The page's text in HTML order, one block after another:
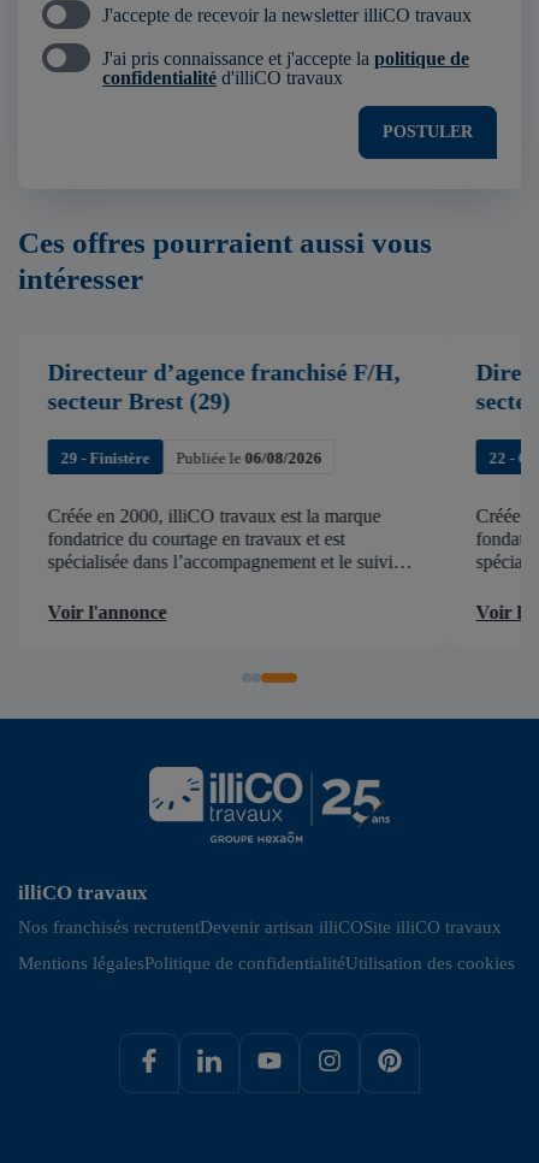
J'accepte de recevoir la newsletter illiCO travaux
J'ai pris connaissance et j'accepte la politique de
confidentialité d'illiCO travaux
POSTULER
Ces offres pourraient aussi vous
intéresser
Directeur d’agence franchisé F/H,
secteur Brest (29)
29 - Finistère Publiée le06/08/2026
Créée en 2000, illiCO travaux est la marque
fondatrice du courtage en travaux et est
spécialisée dans l’accompagnement et le suivi
d’accélérer et de faciliter tous les projets […]
Voir l'annonce
22 -
Créée
Voir
illiCO travaux
Nos franchisés recrutentDevenir artisan illiCOSite illiCO travaux
Mentions légalesPolitique de confidentialitéUtilisation des cookies